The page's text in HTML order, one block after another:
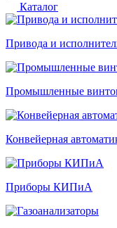
Каталог
Привода и
Промышленные
Конвейерная
Приборы КИПиА